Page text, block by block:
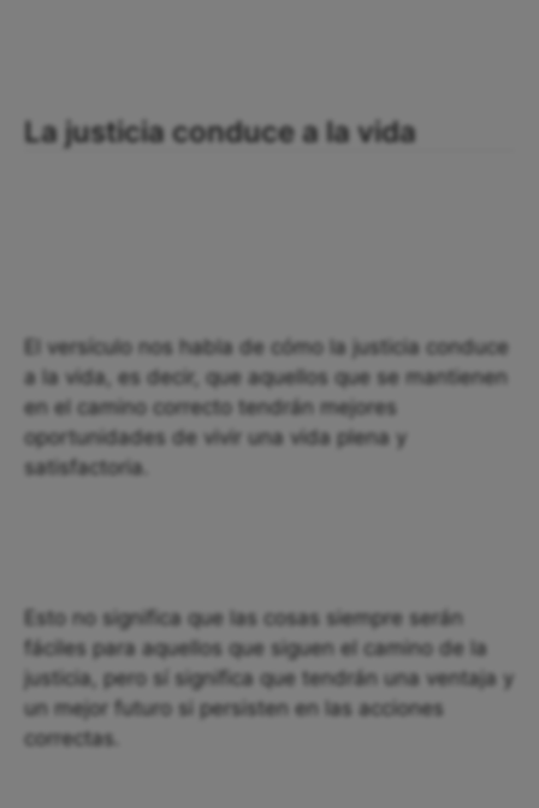
La justicia conduce a la vida
El versículo nos habla de cómo la justicia conduce
a la vida, es decir, que aquellos que se mantienen
en el camino correcto tendrán mejores
oportunidades de vivir una vida plena y
satisfactoria.
Esto no significa que las cosas siempre serán
fáciles para aquellos que siguen el camino de la
justicia, pero sí significa que tendrán una ventaja y
un mejor futuro si persisten en las acciones
correctas.